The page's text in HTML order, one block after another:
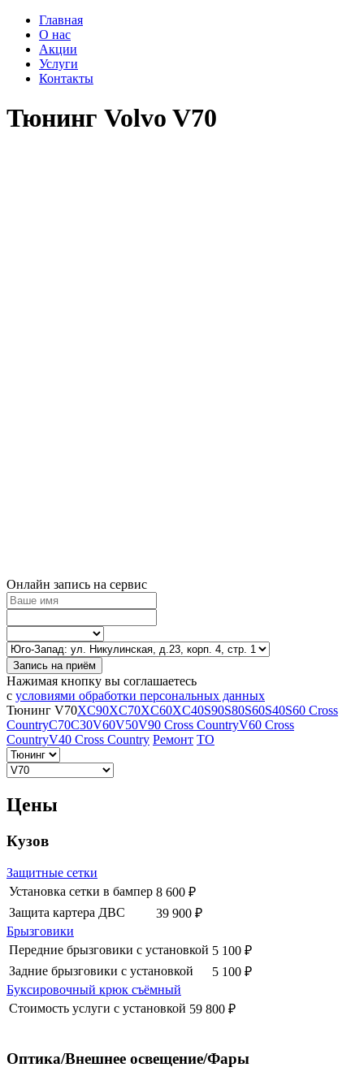
Главная
О нас
Акции
Услуги
Контакты
Тюнинг Volvo V70
Онлайн запись на сервис
Запись на приём
Нажимая кнопку вы соглашаетесь
с условиями обработки персональных данных
Тюнинг V70XC90XC70XC60XC40S90S80S60S40S60 Cross
CountryC70C30V60V50V90 Cross CountryV60 Cross
CountryV40 Cross Country Ремонт ТО
Цены
Кузов
Защитные сетки
Установка сетки в бампер 8 600 ₽
Защита картера ДВС
39 900 ₽
Брызговики
Передние брызговики с установкой 5 100 ₽
Задние брызговики с установкой
5 100 ₽
Буксировочный крюк съёмный
Стоимость услуги с установкой 59 800 ₽
Оптика/Внешнее освещение/Фары